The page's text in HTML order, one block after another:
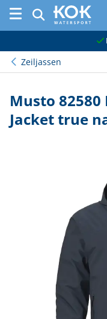
Zeiljassen
Musto 82580
Jacket true